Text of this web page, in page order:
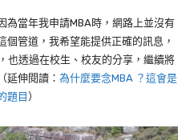
為當年我申請MBA時，網路上並沒有
管道，我希望能提供正確的訊息，
也透過在校生、校友的分享，繼續將
延伸閱讀： 為什麼要念MBA ？這會是
題目 ）